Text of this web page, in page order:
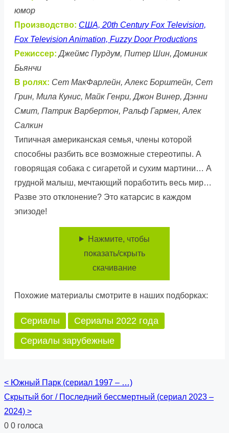
юмор
Производство: США, 20th Century Fox Television,
Fox Television Animation, Fuzzy Door Productions
Режиссер: Джеймс Пурдум, Питер Шин, Доминик
Бьянчи
В ролях: Сет МакФарлейн, Алекс Борштейн, Сет
Грин, Мила Кунис, Майк Генри, Джон Винер, Дэнни
Смит, Патрик Варбертон, Ральф Гармен, Алек
Салкин
Типичная американская семья, члены которой
способны разбить все возможные стереотипы. А
говорящая собака с сигаретой и сухим мартини… А
грудной малыш, мечтающий поработить весь мир…
Разве это отклонение? Это катарсис в каждом
эпизоде!
Нажмите, чтобы
показать/скрыть
скачивание
Похожие материалы смотрите в наших подборках:
Сериалы
Сериалы 2022 года
Сериалы зарубежные
Posts
navigation
< Южный Парк (сериал 1997 – …)
Скрытый бог / Последний бессмертный (сериал 2023 –
2024) >
0 0 голоса